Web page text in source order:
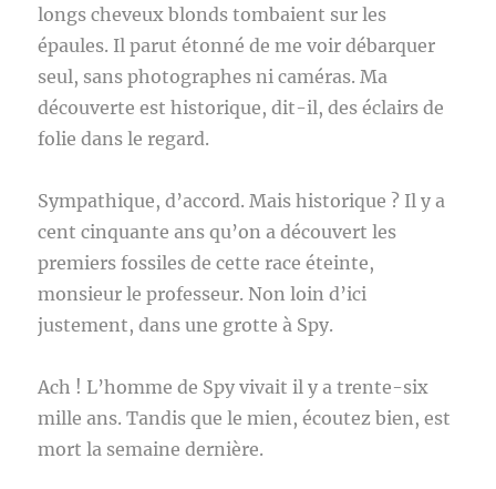
longs cheveux blonds tombaient sur les
épaules. Il parut étonné de me voir débarquer
seul, sans photographes ni caméras. Ma
découverte est historique, dit-il, des éclairs de
folie dans le regard.
Sympathique, d’accord. Mais historique ? Il y a
cent cinquante ans qu’on a découvert les
premiers fossiles de cette race éteinte,
monsieur le professeur. Non loin d’ici
justement, dans une grotte à Spy.
Ach ! L’homme de Spy vivait il y a trente-six
mille ans. Tandis que le mien, écoutez bien, est
mort la semaine dernière.